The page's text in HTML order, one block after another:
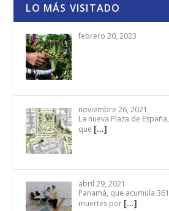
LO MÁS VISITADO
febrero 20, 2023
noviembre 26, 2021
La nueva Plaza de
que […]
abril 29, 2021
Panamá, que acumula
muertes por […]